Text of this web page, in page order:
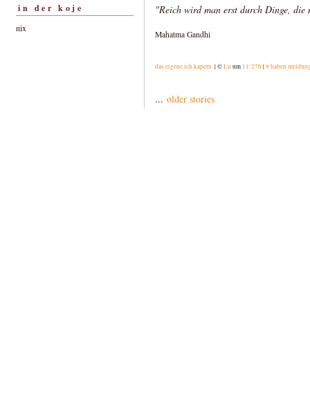
in der koje
nix
"Reich wird man erst durch Dinge, die
Mahatma Gandhi
das eigene ich kapern.| ©Lu um 11:27h |9 haben
... older stories